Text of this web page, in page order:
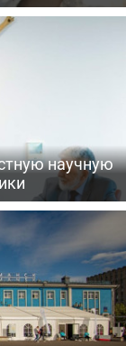
научную